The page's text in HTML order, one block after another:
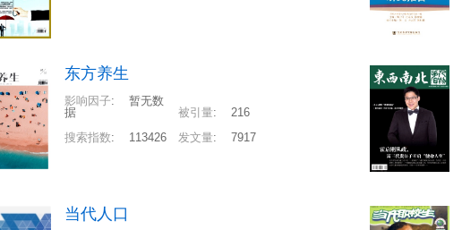
东方养生
影响因子:
暂无数
据
被引量:
216
搜索指数: 113426 发文量: 7917
当代人口